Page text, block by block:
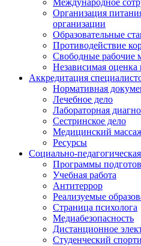
Международное
Организация
организации
Образовательные
Противодействие
Свободные рабочие
Независимая оценка
Аккредитация
Нормативная
Лечебное дело
Лабораторная
Сестринское дело
Медицинский
Ресурсы
Социально-
Программы
Учебная работа
Антитеррор
Реализуемые
Страница психолога
Медиабезопасность
Дистанционное
Студенческий